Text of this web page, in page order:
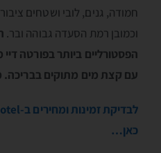
חמודה, גנים, לובי ושטחים
וכמובן רמת הסעדה גבוהה ובר.
הפסטורליים ביותר בפורטה
עם קצת מים מתוקים בבריכה.
כאן…